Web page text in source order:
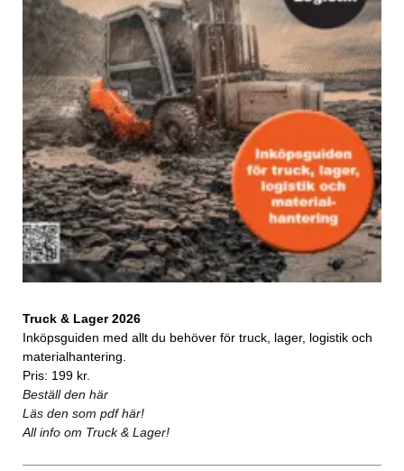
Truck & Lager 2026
Inköpsguiden med allt du behöver för truck, lager, logistik och
materialhantering.
Pris: 199 kr.
Beställ den här
Läs den som pdf här!
All info om Truck & Lager!